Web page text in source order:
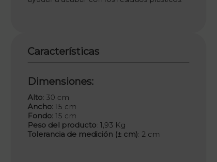
Características
Dimensiones:
Alto: 30 cm
Ancho: 15 cm
Fondo: 15 cm
Peso del producto: 1,93 Kg
Tolerancia de medición (± cm): 2 cm